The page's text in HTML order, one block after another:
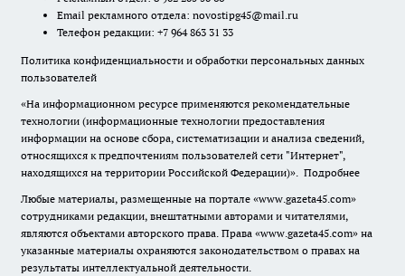
Email рекламного отдела: novostipg45@mail.ru
Телефон редакции: +7 964 863 31 33
Политика конфиденциальности и обработки персональных данных
пользователей
«На информационном ресурсе применяются рекомендательные
технологии (информационные технологии предоставления
информации на основе сбора, систематизации и анализа сведений,
относящихся к предпочтениям пользователей сети "Интернет",
находящихся на территории Российской Федерации)». Подробнее
Любые материалы, размещенные на портале «www.gazeta45.com»
сотрудниками редакции, внештатными авторами и читателями,
являются объектами авторского права. Права «www.gazeta45.com» на
указанные материалы охраняются законодательством о правах на
результаты интеллектуальной деятельности.